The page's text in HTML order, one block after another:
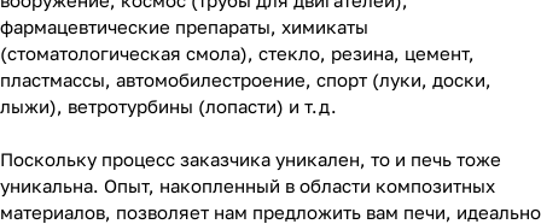
фармацевтические препараты, химикаты
(стоматологическая смола), стекло, резина, цемент,
пластмассы, автомобилестроение, спорт (луки, доски,
лыжи), ветротурбины (лопасти) и т.д.
Поскольку процесс заказчика уникален, то и печь тоже
уникальна. Опыт, накопленный в области композитных
материалов, позволяет нам предложить вам печи, идеально